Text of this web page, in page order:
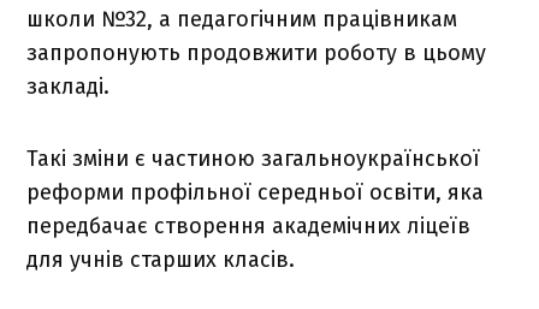
школи №32, а педагогічним працівникам
запропонують продовжити роботу в цьому
закладі.
Такі зміни є частиною загальноукраїнської
реформи профільної середньої освіти, яка
передбачає створення академічних ліцеїв
для учнів старших класів.